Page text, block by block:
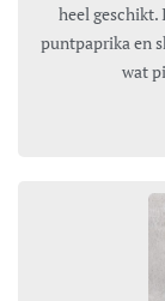
heel geschikt.
puntpaprika en
wat